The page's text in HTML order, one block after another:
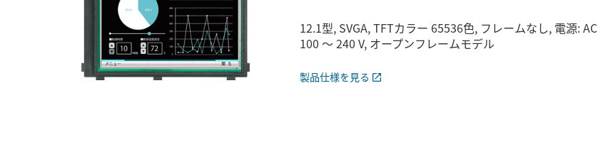
12.1型, SVGA, TFTカラー 65536色, フレームなし, 電源: AC
100 ～ 240 V, オープンフレームモデル
製品仕様を見る